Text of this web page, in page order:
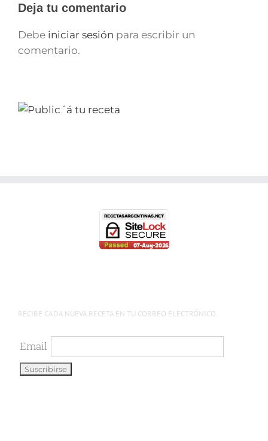
Deja tu comentario
Debe iniciar sesión para escribir un
comentario.
RECIBE CADA NUEVA RECETA EN TU CORREO ELECTRÓNICO.
Email